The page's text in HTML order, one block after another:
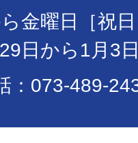
金曜日［祝
29日から1月3
：073-489-